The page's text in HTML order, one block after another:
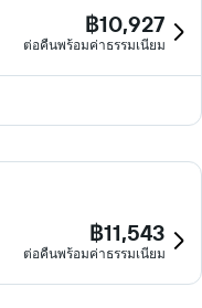
฿10,927
ต่อคืนพร้อมค่าธรรมเนียม
฿11,543
ต่อคืนพร้อมค่าธรรมเนียม